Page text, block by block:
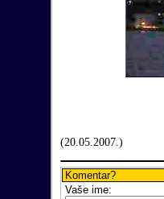
(20.05.2007.)
Komentar?
Vaše ime: